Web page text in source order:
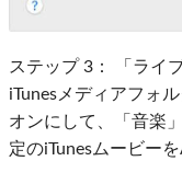
ステップ 3：
「ライ
iTunesメディアフォ
オンにして、「音楽
定のiTunesムービー